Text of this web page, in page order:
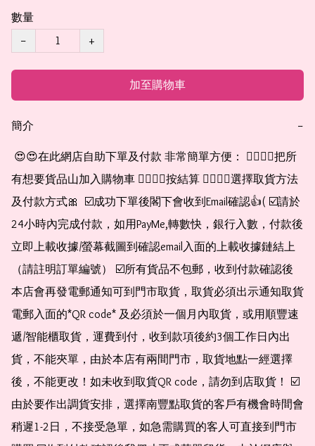
數量
−
+
加至購物車
簡介 −
有想要貨品山加入購物車 👉🏻👉🏻按結算 👉🏻👉🏻選擇取貨方法
及付款方式🎀  ☑️成功下單後閣下會收到Email確認👍( ☑️請於
24小時內完成付款，如用PayMe,轉數快，銀行入數，付款後
立即上載收據/螢幕截圖到確認email入面的上載收據鏈結上
（請註明訂單編號） ☑️所有貨品不包郵，收到付款確認後
本店會再發電郵通知可到門市取貨，取貨必須出示通知取貨
電郵入面的*QR code* 及必須於一個月內取貨，或用順豐速
遞/智能櫃取貨，運費到付，收到款項後約3個工作日內出
貨，不能夾單，由於本店有兩間門市，取貨地點一經選擇
後，不能更改！如未收到取貨QR code，請勿到店取貨！ ☑️
由於要作出調貨安排，選擇南豐點取貨的客戶有機會時間會
稍遲1-2日，不接受急單，如急需購買的客人可直接到門市